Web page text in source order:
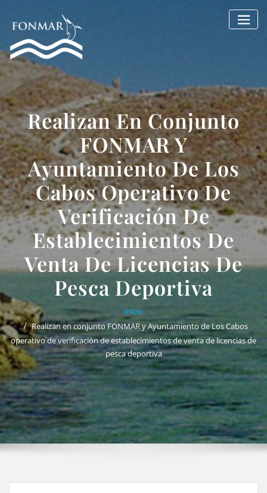
contenido
Realizan En Conjunto
FONMAR Y
Ayuntamiento De Los
Cabos Operativo De
Verificación De
Establecimientos De
Venta De Licencias De
Pesca Deportiva
Inicio
Realizan en conjunto FONMAR y Ayuntamiento de Los Cabos
operativo de verificación de establecimientos de venta de licencias de
pesca deportiva